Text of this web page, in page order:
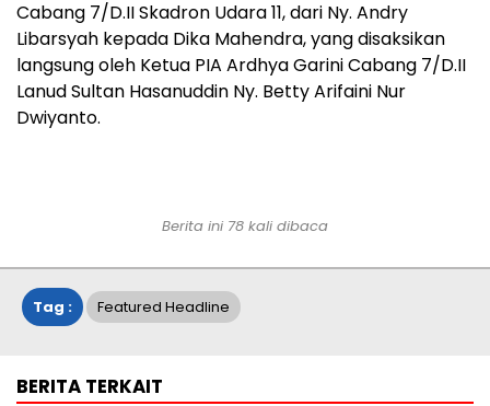
Cabang 7/D.II Skadron Udara 11, dari Ny. Andry
Libarsyah kepada Dika Mahendra, yang disaksikan
langsung oleh Ketua PIA Ardhya Garini Cabang 7/D.II
Lanud Sultan Hasanuddin Ny. Betty Arifaini Nur
Dwiyanto.
Berita ini 78 kali dibaca
Tag : Featured Headline
BERITA TERKAIT